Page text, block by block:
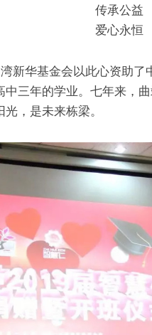
传承公益
爱心永恒
新华基金会以此心资助
三年的学业。七年来，
，是未来栋梁。